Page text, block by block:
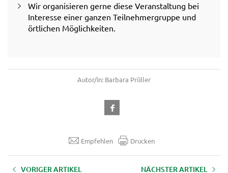
Wir organisieren gerne diese Veranstaltung bei
Interesse einer ganzen Teilnehmergruppe und
örtlichen Möglichkeiten.
Autor/in: Barbara Prüller
Empfehlen Drucken
VORIGER ARTIKEL NÄCHSTER ARTIKEL